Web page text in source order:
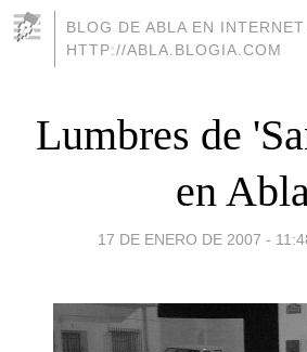
BLOG DE ABLA EN
HTTP://ABLA.BLOGIA.COM
Lumbres de
en Abla
17 DE ENERO DE 2007 -